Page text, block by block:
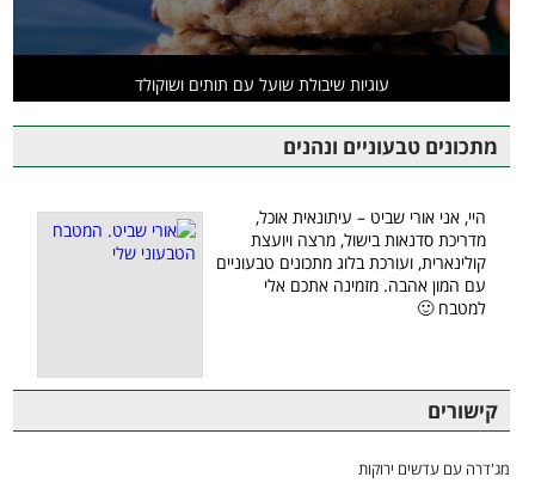
עוגיות שיבולת שועל עם תותים ושוקולד
מתכונים טבעוניים ונהנים
היי, אני אורי שביט – עיתונאית אוכל,
מדריכת סדנאות בישול, מרצה ויועצת
קולינארית, ועורכת בלוג מתכונים טבעוניים
עם המון אהבה. מזמינה אתכם אלי
למטבח 🙂
קישורים
מג'דרה עם עדשים ירוקות